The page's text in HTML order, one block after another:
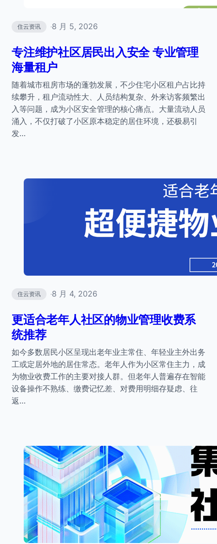
住云资讯 ·8 月 5, 2026
专注维护社区居民出入安全 专业管理
海量租户
随着城市租房市场的蓬勃发展，不少住宅小区租户占比持
续攀升，租户流动性大、人员结构复杂、外来访客频繁出
入等问题，成为小区安全管理的核心痛点。大量流动人员
涌入，不仅打破了小区原本稳定的居住环境，还极易引
发…
住云资讯 ·8 月 4, 2026
更适合老年人社区的物业管理收费系
统推荐
如今多数居民小区呈现出老年业主常住、年轻业主外出务
工或定居外地的居住常态。老年人作为小区常住主力，成
为物业收费工作的主要对接人群。但老年人普遍存在智能
设备操作不熟练、缴费记忆差、对费用明细存疑虑、往
返…